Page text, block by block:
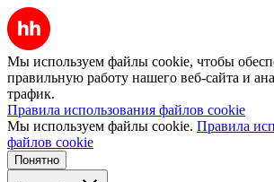
Мы используем файлы cookie, чтобы
правильную работу нашего веб-сайта и
трафик.
Правила использования файлов cookie
Мы используем файлы cookie. Правила
файлов cookie
Понятно